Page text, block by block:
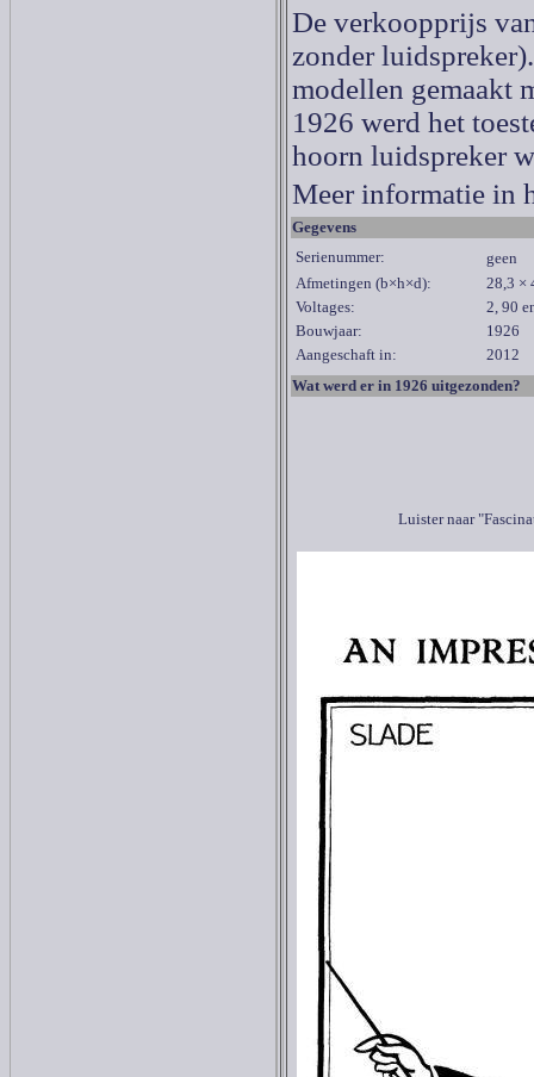
De verkoopprijs
zonder
modellen gemaakt
1926 werd het
hoorn luidspreker
Meer informatie in
Gegevens
Serienummer:
geen
Afmetingen (b×h×d):
28,3 ×
Voltages:
2, 90
Bouwjaar:
1926
Aangeschaft in:
2012
Wat werd er in 1926 uitgezonden?
Luister naar